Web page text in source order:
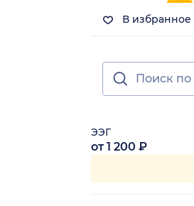
В избранное
ЭЭГ
от 1 200 ₽